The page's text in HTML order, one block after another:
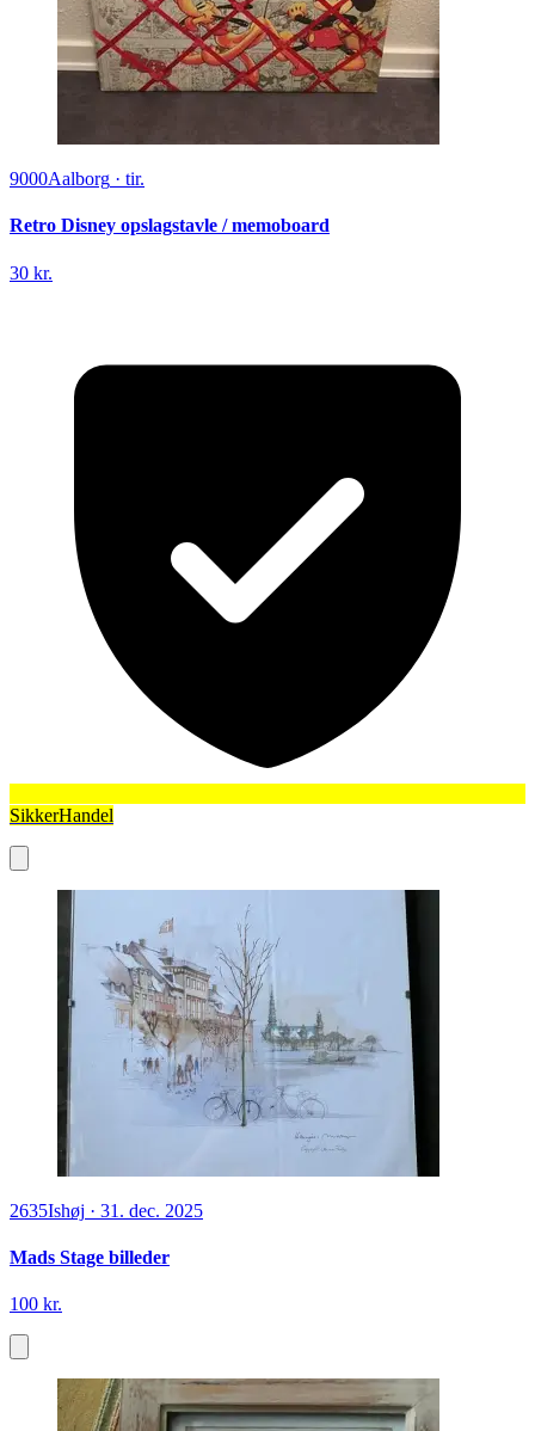
9000Aalborg · tir.
Retro Disney opslagstavle / memoboard
30 kr.
SikkerHandel
2635Ishøj · 31. dec. 2025
Mads Stage billeder
100 kr.